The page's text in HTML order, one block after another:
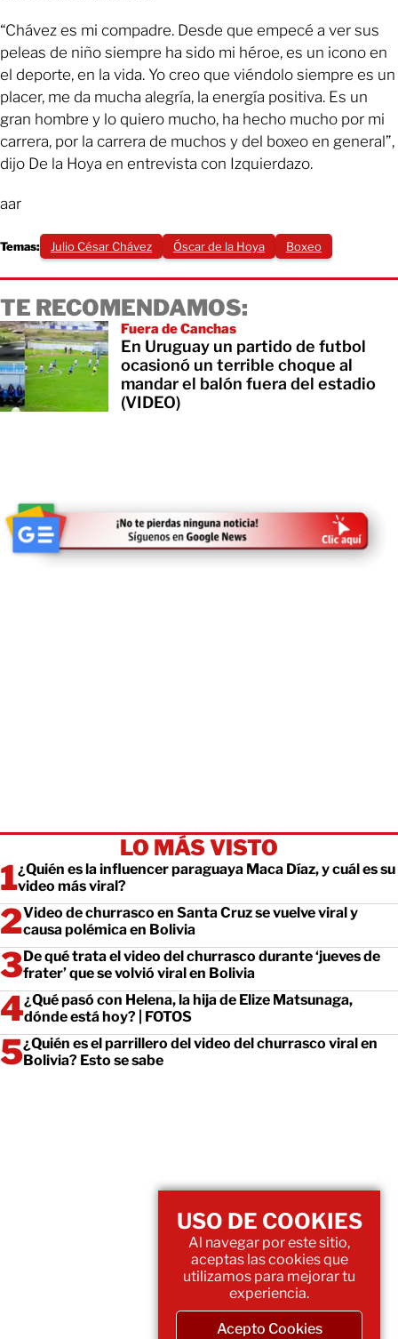
“Chávez es mi compadre. Desde que empecé a ver sus
peleas de niño siempre ha sido mi héroe, es un icono en
el deporte, en la vida. Yo creo que viéndolo siempre es un
placer, me da mucha alegría, la energía positiva. Es un
gran hombre y lo quiero mucho, ha hecho mucho por mi
carrera, por la carrera de muchos y del boxeo en general”,
dijo De la Hoya en entrevista con Izquierdazo.
aar
Temas: Julio César Chávez Óscar de la Hoya Boxeo
TE RECOMENDAMOS:
Fuera de Canchas
En Uruguay un partido de futbol
ocasionó un terrible choque al
mandar el balón fuera del estadio
(VIDEO)
LO MÁS VISTO
¿Quién es la influencer paraguaya Maca Díaz, y cuál es su
video más viral?
Video de churrasco en Santa Cruz se vuelve viral y
causa polémica en Bolivia
De qué trata el video del churrasco durante ‘jueves de
frater’ que se volvió viral en Bolivia
¿Qué pasó con Helena, la hija de Elize Matsunaga,
dónde está hoy? | FOTOS
¿Quién es el parrillero del video del churrasco viral en
Bolivia? Esto se sabe
USO DE COOKIES
Al navegar por este sitio,
aceptas las cookies que
utilizamos para mejorar tu
experiencia.
Acepto Cookies